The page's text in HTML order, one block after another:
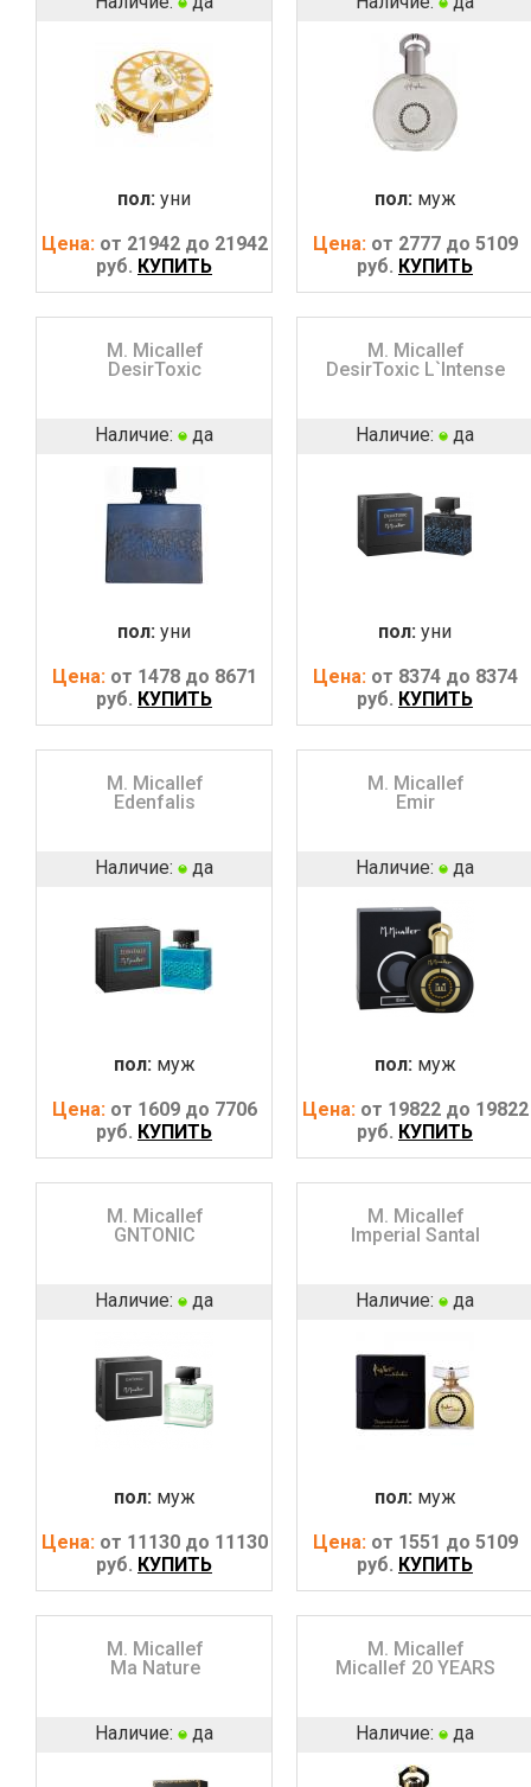
пол: уни
Цена: от 21942 до 21942
руб. КУПИТЬ
пол:муж
Цена: от 2777 до 5109
руб. КУПИТЬ
M. Micallef
DesirToxic
Наличие: да
пол: уни
Цена: от 1478 до 8671
руб. КУПИТЬ
M. Micallef
DesirToxic L`Intense
Наличие: да
пол: уни
Цена: от 8374 до 8374
руб. КУПИТЬ
M. Micallef
Edenfalis
Наличие: да
пол:муж
Цена: от 1609 до 7706
руб. КУПИТЬ
M. Micallef
Emir
Наличие: да
пол:муж
Цена: от 19822 до 19822
руб. КУПИТЬ
M. Micallef
GNTONIC
Наличие: да
пол:муж
Цена: от 11130 до 11130
руб. КУПИТЬ
M. Micallef
Imperial Santal
Наличие: да
пол:муж
Цена: от 1551 до 5109
руб. КУПИТЬ
M. Micallef
Ma Nature
Наличие: да
M. Micallef
Micallef 20 YEARS
Наличие: да